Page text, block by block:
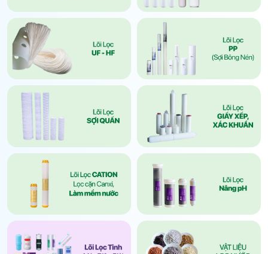
Cách nhận biết nhanh khi kiểm tra tại nhà: lõi số 1 và
số 2 thường có vỏ trong suốt, dễ quan sát mức độ
bẩn bằng mắt thường. Từ lõi số 3 trở đi thường là
màng kín, khó quan sát trực tiếp và cần dựa vào lịch
thay định kỳ hoặc dấu hiệu từ nước đầu ra để đánh
Ngoài 5 loại cơ bản trên, thị trường còn phân loại lõi
theo nhóm công nghệ chi tiết hơn: nhóm lọc thô gồm
PP nén, PP quấn, PP giấy xếp; nhóm lọc carbon gồm
GAC/UDF dạng hạt và CTO/CB dạng khối nén; nhóm
lọc tinh gồm RO, UF, NANO, HF; và nhóm lõi làm
mềm nước dùng hạt nhựa Resin Cation trao đổi ion
Na⁺ để xử lý nước cứng. Riêng với khu vực nước
cứng nhiều canxi, bạn nên tìm hiểu sâu hơn vềlõi